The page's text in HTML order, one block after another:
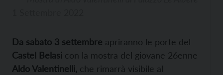
Da sabato 3 settembre apriranno le porte del
Castel Belasi con la mostra del giovane 26enne
Aldo Valentinelli, che rimarrà visibile al